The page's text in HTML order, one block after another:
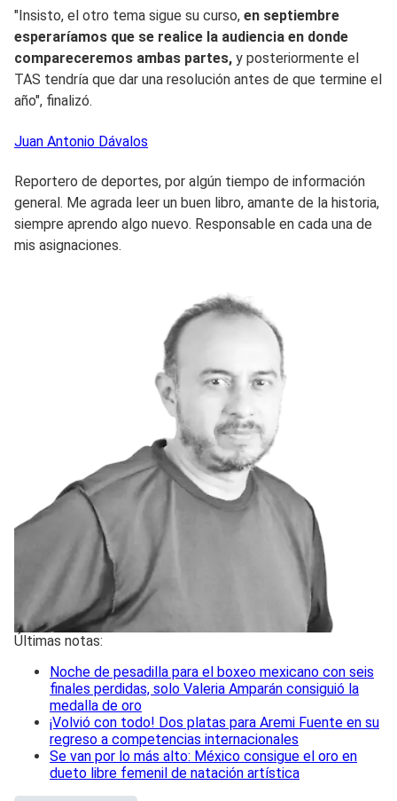
"Insisto, el otro tema sigue su curso, en septiembre
esperaríamos que se realice la audiencia en donde
compareceremos ambas partes, y posteriormente el
TAS tendría que dar una resolución antes de que termine el
año", finalizó.
Juan Antonio Dávalos
Reportero de deportes, por algún tiempo de información
general. Me agrada leer un buen libro, amante de la historia,
siempre aprendo algo nuevo. Responsable en cada una de
mis asignaciones.
Últimas notas:
Noche de pesadilla para el boxeo mexicano con seis
finales perdidas, solo Valeria Amparán consiguió la
medalla de oro
¡Volvió con todo! Dos platas para Aremi Fuente en su
regreso a competencias internacionales
Se van por lo más alto: México consigue el oro en
dueto libre femenil de natación artística